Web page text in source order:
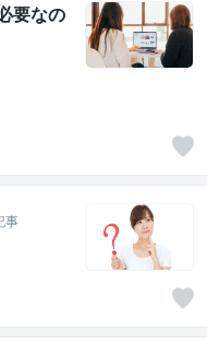
要なの
事